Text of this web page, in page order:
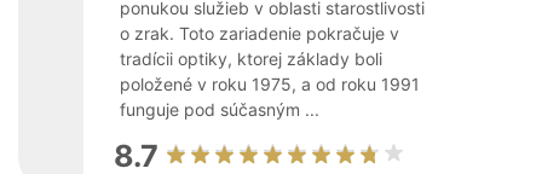
ponukou služieb v oblasti starostlivosti
o zrak. Toto zariadenie pokračuje v
tradícii optiky, ktorej základy boli
položené v roku 1975, a od roku 1991
funguje pod súčasným ...
8.7